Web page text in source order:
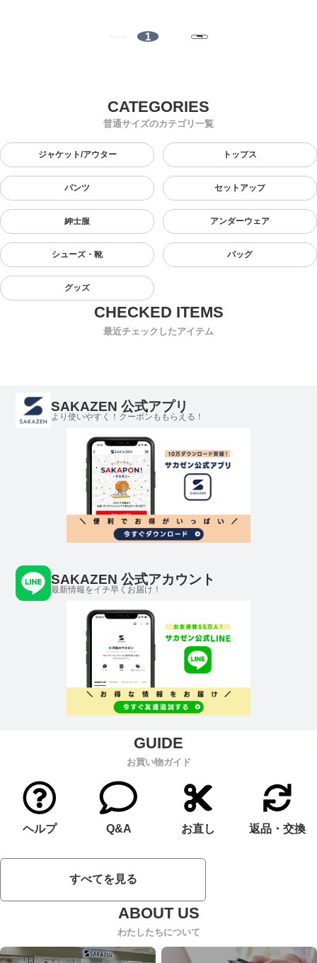
1
普通サイズのカテゴリ一覧
ジャケット/アウター トップス
パンツ セットアップ
紳士服 アンダーウェア
シューズ・靴 バッグ
グッズ
最近チェックしたアイテム
SAKAZEN 公式アプリ
より使いやすく！クーポンももらえる！
SAKAZEN 公式アカウント
最新情報をイチ早くお届け！
お買い物ガイド
ヘルプ Q&A お直し 返品・交換
すべてを見る
わたしたちについて